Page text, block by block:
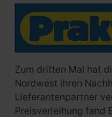
Zum dritten Mal hat
Nordwest ihren
Lieferantenpartner
Preisverleihung fand